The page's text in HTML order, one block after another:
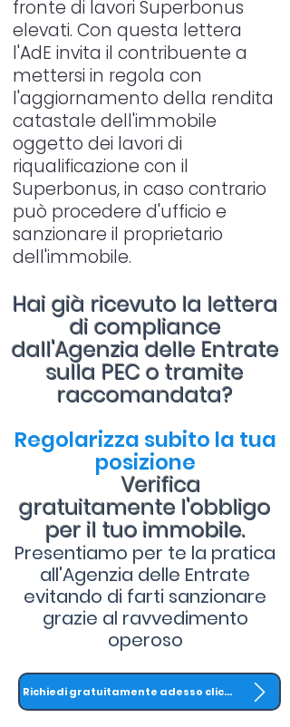
fronte di lavori Superbonus
elevati. Con questa lettera
l'AdE invita il contribuente a
mettersi in regola con
l'aggiornamento della rendita
catastale dell'immobile
oggetto dei lavori di
riqualificazione con il
Superbonus, in caso contrario
può procedere d'ufficio e
sanzionare il proprietario
dell'immobile.
Hai già ricevuto la lettera
di compliance
dall'Agenzia delle Entrate
sulla PEC o tramite
raccomandata?
Regolarizza subito la tua
posizione
Verifica
gratuitamente l'obbligo
per il tuo immobile.
Presentiamo per te la pratica
all'Agenzia delle Entrate
evitando di farti sanzionare
grazie al ravvedimento
operoso
Richiedi gratuitamente adesso clicca QUI